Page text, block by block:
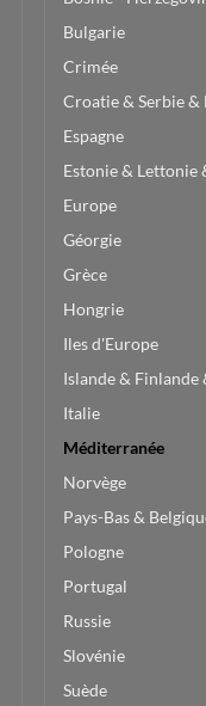
Bulgarie
Crimée
Croatie & Serbie
Espagne
Estonie & Lettonie
Europe
Géorgie
Grèce
Hongrie
Iles d'Europe
Islande & Finlande
Italie
Méditerranée
Norvège
Pays-Bas &
Pologne
Portugal
Russie
Slovénie
Suède